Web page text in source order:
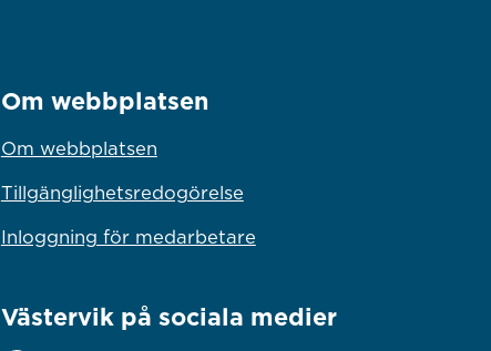
Om webbplatsen
Om webbplatsen
Tillgänglighetsredogörelse
Inloggning för medarbetare
Västervik på sociala medier